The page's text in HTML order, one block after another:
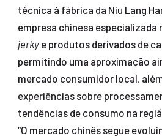
técnica à fábrica da Niu Lang
empresa chinesa especializada
jerkye produtos derivados de
permitindo uma aproximação
mercado consumidor local,
experiências sobre
tendências de consumo na
“O mercado chinês segue